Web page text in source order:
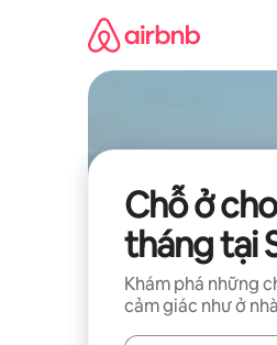
Chỗ ở
tháng tại
Khám phá những
cảm giác như ở